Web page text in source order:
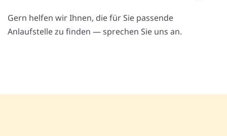
Gern helfen wir Ihnen, die für Sie passende
Anlaufstelle zu finden — sprechen Sie uns an.